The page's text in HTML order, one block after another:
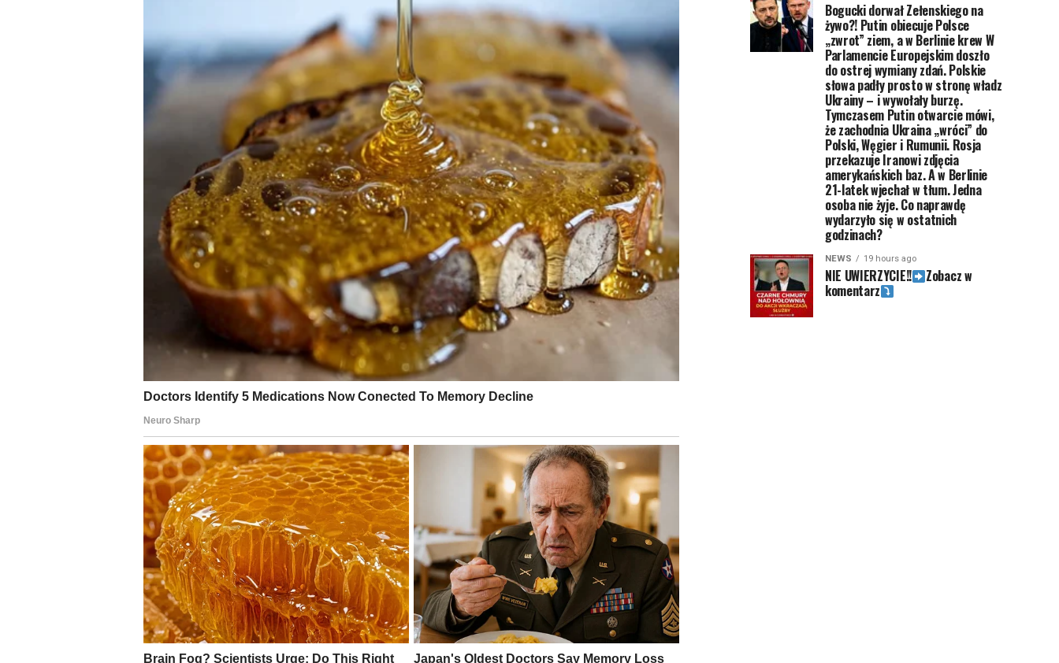
Bogucki dorwał Zełenskiego na
żywo?! Putin obiecuje Polsce
„zwrot” ziem, a w Berlinie krew W
Parlamencie Europejskim doszło
do ostrej wymiany zdań. Polskie
słowa padły prosto w stronę władz
Ukrainy – i wywołały burzę.
Tymczasem Putin otwarcie mówi,
że zachodnia Ukraina „wróci” do
Polski, Węgier i Rumunii. Rosja
przekazuje Iranowi zdjęcia
amerykańskich baz. A w Berlinie
21-latek wjechał w tłum. Jedna
osoba nie żyje. Co naprawdę
wydarzyło się w ostatnich
godzinach?
NEWS 19 hours ago
NIE UWIERZYCIE!! Zobacz w
komentarz